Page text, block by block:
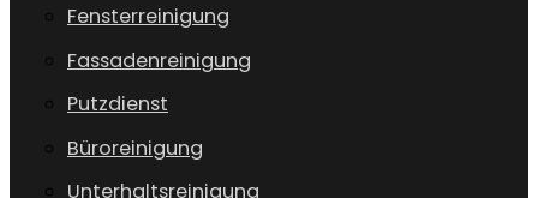
Fensterreinigung
Fassadenreinigung
Putzdienst
Büroreinigung
Unterhaltsreinigung